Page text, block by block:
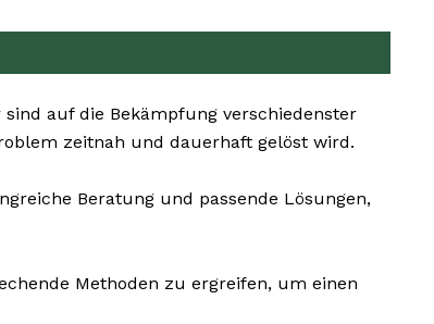
sind auf die Bekämpfung verschiedenster
zeitnah und dauerhaft gelöst wird.
Beratung und passende Lösungen,
Methoden zu ergreifen, um einen